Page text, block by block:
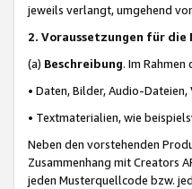
jeweils verlangt, umgehend
2. Voraussetzungen für die
(a) Beschreibung. Im
• Daten, Bilder, Audio-
• Textmaterialien, wie
Neben den vorstehenden
Zusammenhang mit Creators
jeden Musterquellcode bzw.